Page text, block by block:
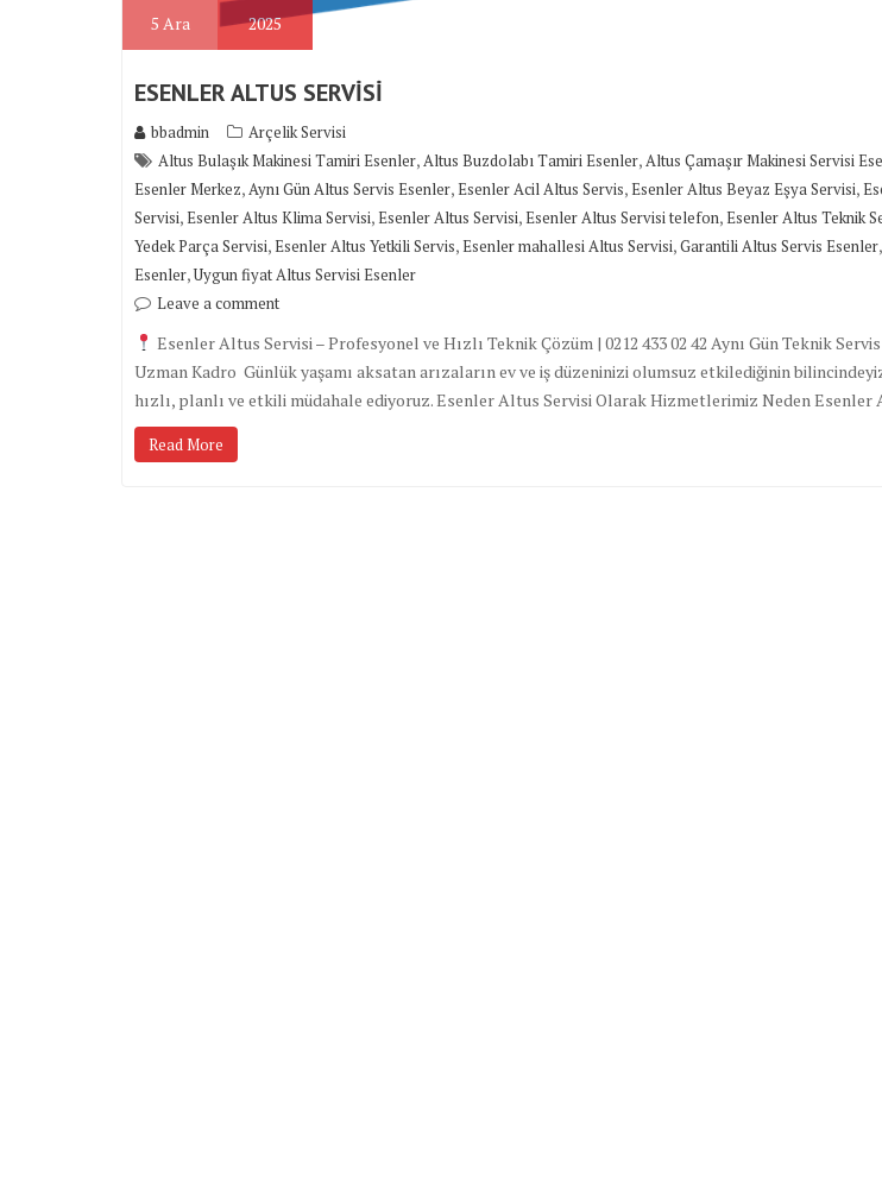
5 Ara 2025
ESENLER ALTUS SERVİSİ
bbadmin
Arçelik Servisi
Altus Bulaşık Makinesi Tamiri Esenler,Altus Buzdolabı Tamiri Esenler,Altus Çamaşır Makinesi Servisi
Esenler Merkez,Aynı Gün Altus Servis Esenler,Esenler Acil Altus Servis,Esenler Altus Beyaz Eşya Servisi,
Servisi,Esenler Altus Klima Servisi,Esenler Altus Servisi,Esenler Altus Servisi telefon,Esenler Altus Teknik
Yedek Parça Servisi,Esenler Altus Yetkili Servis,Esenler mahallesi Altus Servisi,Garantili Altus Servis Esenler,
Esenler,Uygun fiyat Altus Servisi Esenler
Leave a comment
Esenler Altus Servisi – Profesyonel ve Hızlı Teknik Çözüm | 0212 433 02 42 Aynı Gün Teknik
Uzman Kadro Günlük yaşamı aksatan arızaların ev ve iş düzeninizi olumsuz etkilediğinin
hızlı, planlı ve etkili müdahale ediyoruz. Esenler Altus Servisi Olarak Hizmetlerimiz Neden Esenler
Read More